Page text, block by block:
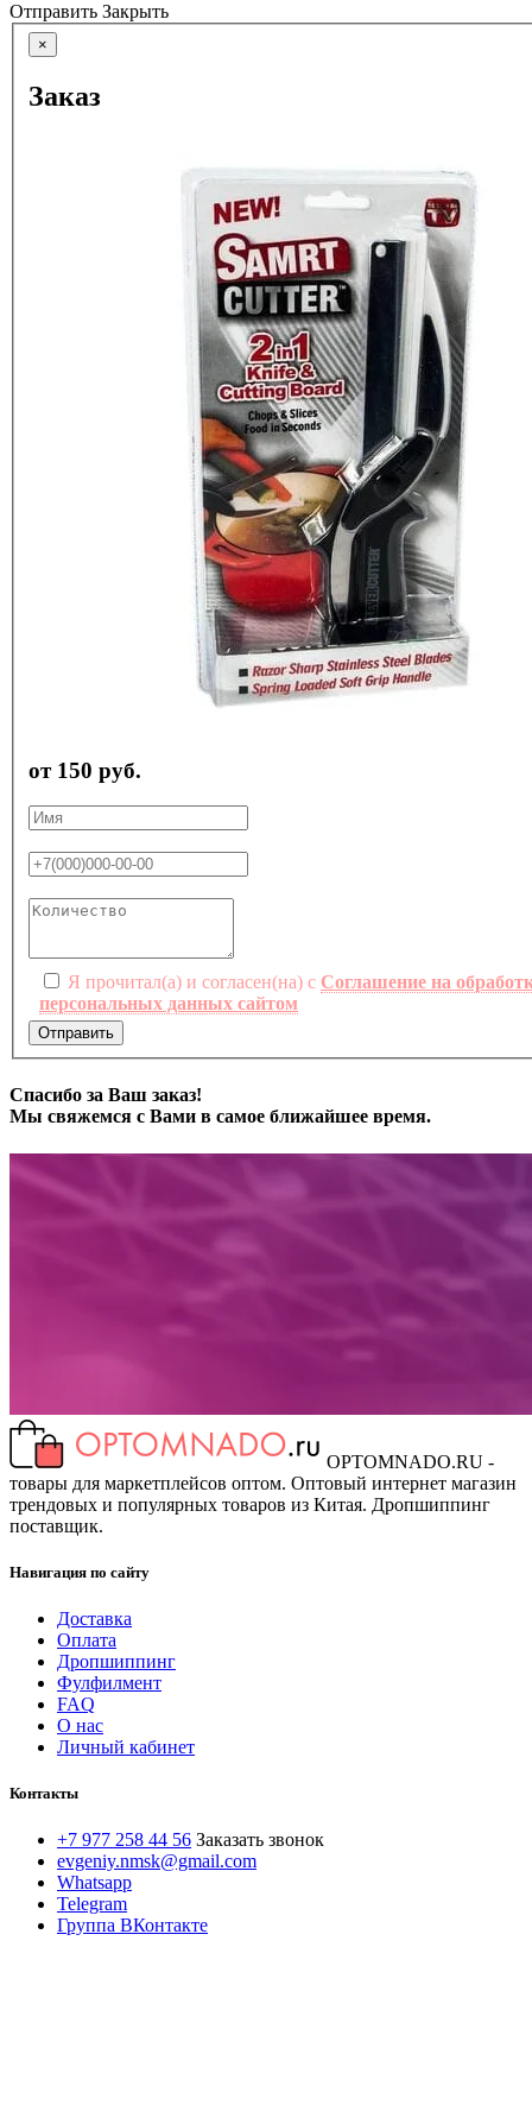
Отправить Закрыть
×
Заказ
от 150 руб.
Я прочитал(а) и согласен(на) с Соглашение на
персональных данных сайтом
Отправить
Спасибо за Ваш заказ!
Мы свяжемся с Вами в самое ближайшее время.
OPTOMNADO.RU -
товары для маркетплейсов оптом. Оптовый интернет магазин
трендовых и популярных товаров из Китая. Дропшиппинг
поставщик.
Навигация по сайту
Доставка
Оплата
Дропшиппинг
Фулфилмент
FAQ
О нас
Личный кабинет
Контакты
+7 977 258 44 56 Заказать звонок
evgeniy.nmsk@gmail.com
Whatsapp
Telegram
Группа ВКонтакте